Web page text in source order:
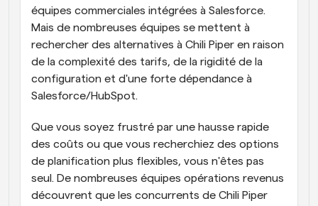
Liens de groupe dynamique
Réservez facilement des réunions avec plusieurs
personnes
Webhooks
Soyez informé lorsque quelque chose se passe
équipes commerciales intégrées à Salesforce.
Mais de nombreuses équipes se mettent à
rechercher des alternatives à Chili Piper en raison
de la complexité des tarifs, de la rigidité de la
configuration et d'une forte dépendance à
Salesforce/HubSpot.
Que vous soyez frustré par une hausse rapide
des coûts ou que vous recherchiez des options
de planification plus flexibles, vous n'êtes pas
seul. De nombreuses équipes opérations revenus
découvrent que les concurrents de Chili Piper